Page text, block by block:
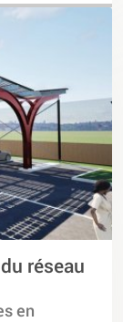
réseau
en